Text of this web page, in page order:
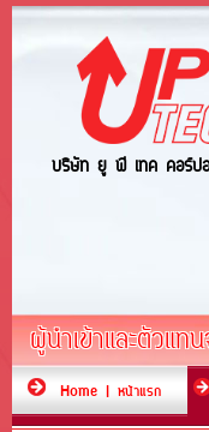
บริษัท ยู พี เทค คอร์ป
ผู้นำเข้าและตัวแท
Home | หน้าแรก